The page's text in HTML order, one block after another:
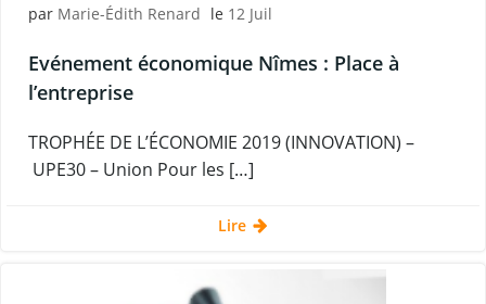
par Marie-Édith Renard le 12 Juil
Evénement économique Nîmes : Place à
l’entreprise
TROPHÉE DE L’ÉCONOMIE 2019 (INNOVATION) –
UPE30 – Union Pour les […]
Lire